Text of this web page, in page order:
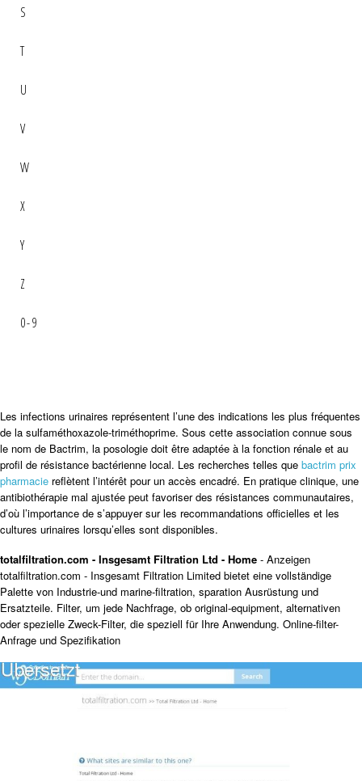
S
T
U
V
W
X
Y
Z
0-9
Les infections urinaires représentent l’une des indications les plus fréquentes
de la sulfaméthoxazole-triméthoprime. Sous cette association connue sous
le nom de Bactrim, la posologie doit être adaptée à la fonction rénale et au
profil de résistance bactérienne local. Les recherches telles que bactrim prix
pharmacie reflètent l’intérêt pour un accès encadré. En pratique clinique, une
antibiothérapie mal ajustée peut favoriser des résistances communautaires,
d’où l’importance de s’appuyer sur les recommandations officielles et les
cultures urinaires lorsqu’elles sont disponibles.
totalfiltration.com - Insgesamt Filtration Ltd - Home - Anzeigen
totalfiltration.com - Insgesamt Filtration Limited bietet eine vollständige
Palette von Industrie-und marine-filtration, sparation Ausrüstung und
Ersatzteile. Filter, um jede Nachfrage, ob original-equipment, alternativen
oder spezielle Zweck-Filter, die speziell für Ihre Anwendung. Online-filter-
Anfrage und Spezifikation